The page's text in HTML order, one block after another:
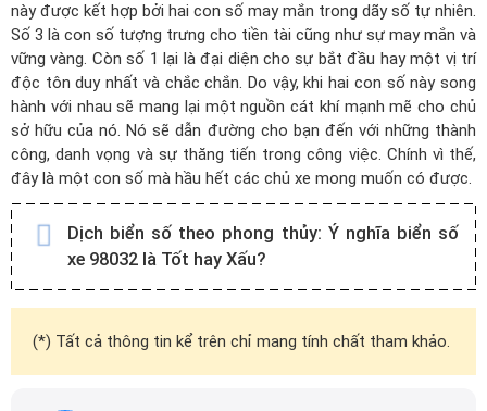
này được kết hợp bởi hai con số may mắn trong dãy số tự nhiên.
Số 3 là con số tượng trưng cho tiền tài cũng như sự may mắn và
vững vàng. Còn số 1 lại là đại diện cho sự bắt đầu hay một vị trí
độc tôn duy nhất và chắc chắn. Do vậy, khi hai con số này song
hành với nhau sẽ mang lại một nguồn cát khí mạnh mẽ cho chủ
sở hữu của nó. Nó sẽ dẫn đường cho bạn đến với những thành
công, danh vọng và sự thăng tiến trong công việc. Chính vì thế,
đây là một con số mà hầu hết các chủ xe mong muốn có được.
Dịch biển số theo phong thủy: Ý nghĩa biển số
xe 98032 là Tốt hay Xấu?
(*) Tất cả thông tin kể trên chỉ mang tính chất tham khảo.